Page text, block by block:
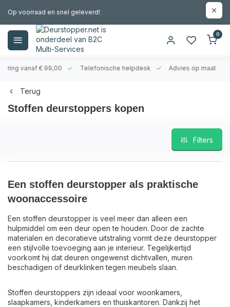
Op voorraad en snel geleverd!
0
vanaf € 99,00 Telefonische helpdesk Advies op maat
Terug
Stoffen deurstoppers kopen
Filters
Een stoffen deurstopper als praktische
woonaccessoire
Een stoffen deurstopper is veel meer dan alleen een
hulpmiddel om een deur open te houden. Door de zachte
materialen en decoratieve uitstraling vormt deze deurstopper
een stijlvolle toevoeging aan je interieur. Tegelijkertijd
voorkomt hij dat deuren ongewenst dichtvallen, muren
beschadigen of deurklinken tegen meubels slaan.
Stoffen deurstoppers zijn ideaal voor woonkamers,
slaapkamers, kinderkamers en thuiskantoren. Dankzij het